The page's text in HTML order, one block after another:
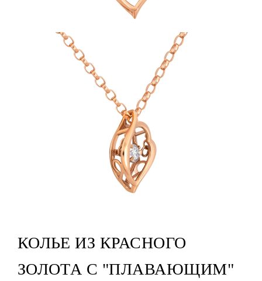
КОЛЬЕ ИЗ КРАСНОГО
ЗОЛОТА С "ПЛАВАЮЩИМ"